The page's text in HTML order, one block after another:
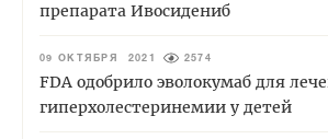
препарата Ивосидениб
09 ОКТЯБРЯ 2021 2574
FDA одобрило эволокумаб для
гиперхолестеринемии у детей